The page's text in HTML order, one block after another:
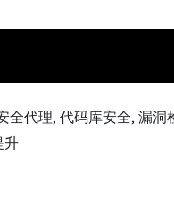
全代理, 代码库安全, 漏
升